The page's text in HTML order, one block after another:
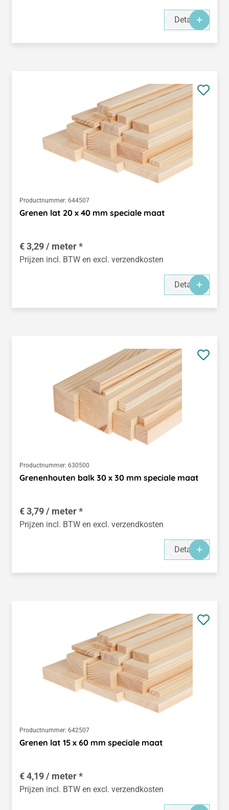
Details
Productnummer: 644507
Grenen lat 20 x 40 mm speciale maat
€ 3,29 / meter *
Prijzen incl. BTW en excl. verzendkosten
Details
Productnummer: 630500
Grenenhouten balk 30 x 30 mm speciale maat
€ 3,79 / meter *
Prijzen incl. BTW en excl. verzendkosten
Details
Productnummer: 642507
Grenen lat 15 x 60 mm speciale maat
€ 4,19 / meter *
Prijzen incl. BTW en excl. verzendkosten